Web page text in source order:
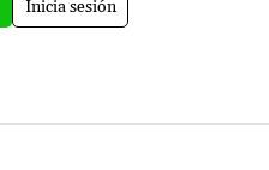
Inicia sesión